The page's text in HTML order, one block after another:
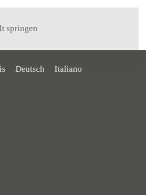
springen
Deutsch Italiano